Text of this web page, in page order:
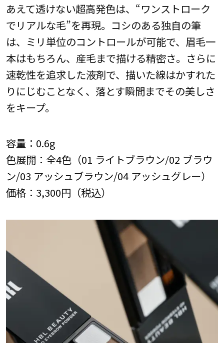
あえて透けない超高発色は、“ワンストローク
でリアルな毛”を再現。コシのある独自の筆
は、ミリ単位のコントロールが可能で、眉毛一
本はもちろん、産毛まで描ける精密さ。さらに
速乾性を追求した液剤で、描いた線はかすれた
りにじむことなく、落とす瞬間までその美しさ
をキープ。
容量：0.6g
色展開：全4色（01 ライトブラウン/02 ブラウ
ン/03 アッシュブラウン/04 アッシュグレー）
価格：3,300円（税込）